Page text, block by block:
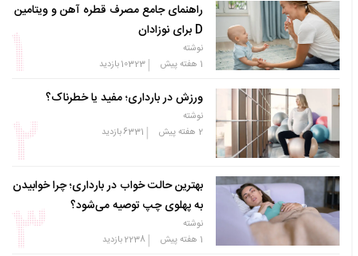
راهنمای جامع مصرف قطره آهن و ویتامین
D برای نوزادان
نوشته
1 هفته پیش
|
10323بازدید
ورزش در بارداری؛ مفید یا خطرناک؟
نوشته
2 هفته پیش
|
6331بازدید
بهترین حالت خواب در بارداری؛ چرا خوابیدن
به پهلوی چپ توصیه می‌شود؟
نوشته
1 هفته پیش
|
2238بازدید